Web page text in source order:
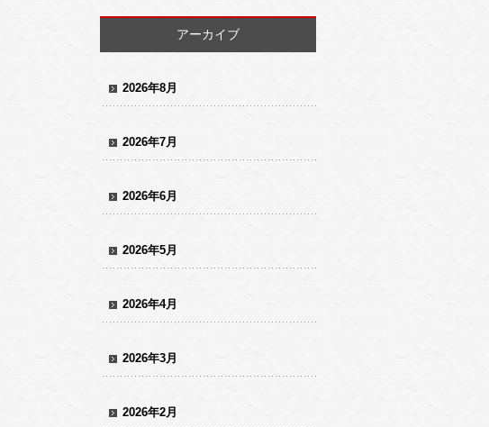
アーカイブ
2026年8月
2026年7月
2026年6月
2026年5月
2026年4月
2026年3月
2026年2月